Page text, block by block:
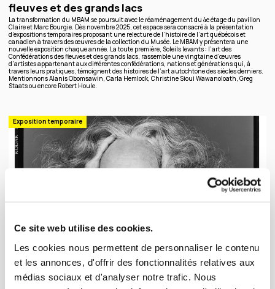
Ce site web utilise des cookies.
Les cookies nous permettent de personnaliser le contenu
et les annonces, d'offrir des fonctionnalités relatives aux
médias sociaux et d'analyser notre trafic. Nous
fleuves et des grands lacs
La transformation du MBAM se poursuit avec le réaménagement du 4e étage du pavillon
Claire et Marc Bourgie. Dès novembre 2025, cet espace sera consacré à la présentation
d’expositions temporaires proposant une relecture de l’histoire de l’art québécois et
canadien à travers des œuvres de la collection du Musée. Le MBAM y présentera une
nouvelle exposition chaque année. La toute première, Soleils levants : l’art des
Confédérations des fleuves et des grands lacs, rassemble une vingtaine d’œuvres
d’artistes appartenant aux différentes confédérations, nations et générations qui, à
travers leurs pratiques, témoignent des histoires de l’art autochtone des siècles derniers.
Mentionnons Alanis Obomsawin, Carla Hemlock, Christine Sioui Wawanoloath, Greg
Staats ou encore Robert Houle.
Exposition temporaire